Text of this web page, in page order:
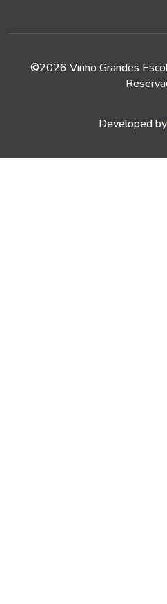
©2026 Vinho Grandes
Developed by